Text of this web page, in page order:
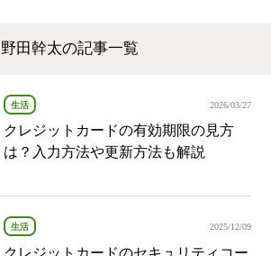
野田幹太の記事一覧
生活 2026/03/27
クレジットカードの有効期限の見方
は？入力方法や更新方法も解説
生活 2025/12/09
クレジットカードのセキュリティコー